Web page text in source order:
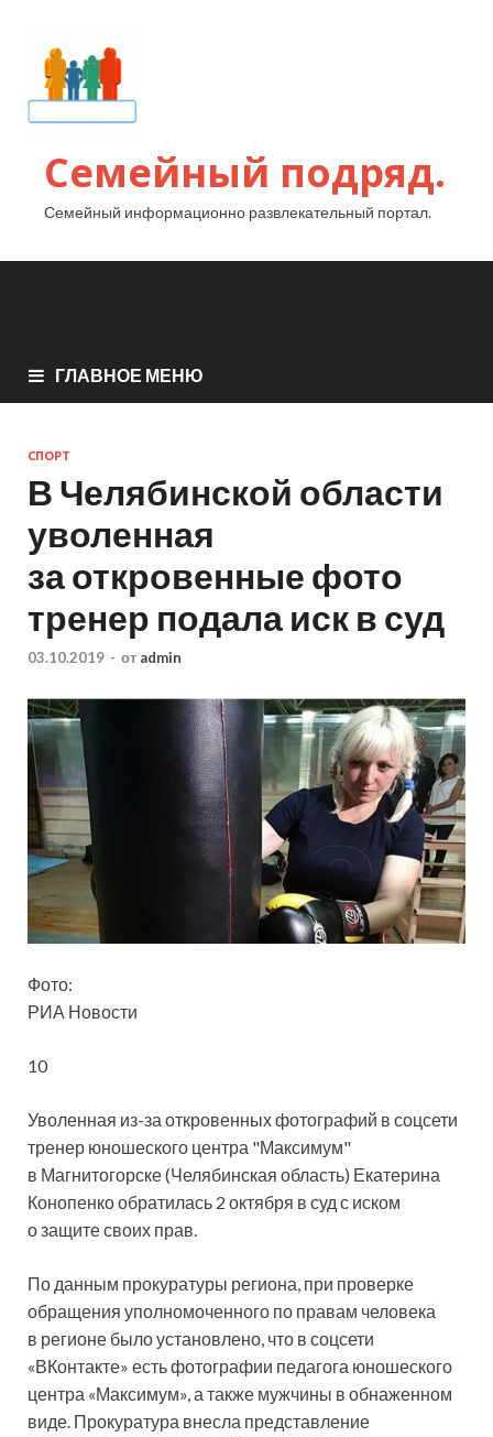
Семейный подряд.
Семейный информационно развлекательный портал.
ГЛАВНОЕ МЕНЮ
СПОРТ
В Челябинской области
уволенная
за откровенные фото
тренер подала иск в суд
03.10.2019 - от admin
Фото:
РИА Новости
10
Уволенная из-за откровенных фотографий в соцсети
тренер юношеского центра "Максимум"
в Магнитогорске (Челябинская область) Екатерина
Конопенко обратилась 2 октября в суд с иском
о защите своих прав.
По данным прокуратуры региона, при проверке
обращения уполномоченного по правам человека
в регионе было установлено, что в соцсети
«ВКонтакте» есть фотографии педагога юношеского
центра «Максимум», а также мужчины в обнаженном
виде. Прокуратура внесла представление